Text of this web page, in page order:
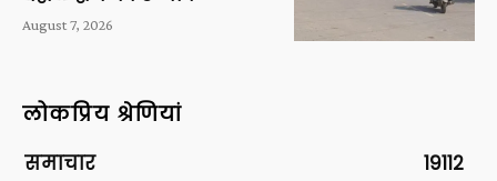
August 7, 2026
लोकप्रिय श्रेणियां
समाचार
19112